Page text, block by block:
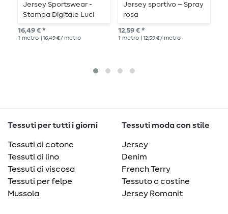
Jersey Sportswear -
Stampa Digitale Luci
Polari Blu
16,49 € *
1 metro | 16,49 € / metro
Jersey sportivo – Spray
rosa
12,59 € *
1 metro | 12,59 € / metro
Tessuti per tutti i giorni
Tessuti di cotone
Tessuti di lino
Tessuti di viscosa
Tessuti per felpe
Mussola
Tessuti moda con stile
Jersey
Denim
French Terry
Tessuto a costine
Jersey Romanit